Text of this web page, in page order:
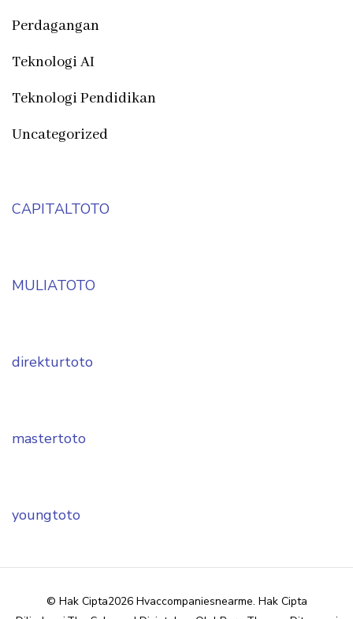
Perdagangan
Teknologi AI
Teknologi Pendidikan
Uncategorized
CAPITALTOTO
MULIATOTO
direkturtoto
mastertoto
youngtoto
© Hak Cipta2026 Hvaccompaniesnearme. Hak Cipta